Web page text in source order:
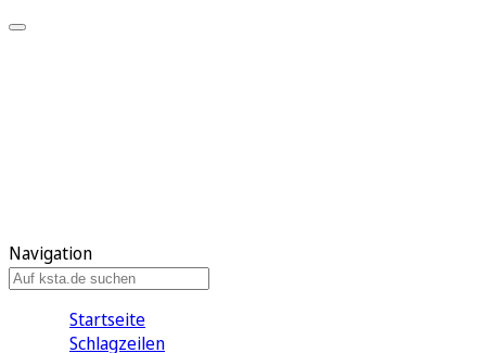
Navigation
Startseite
Schlagzeilen